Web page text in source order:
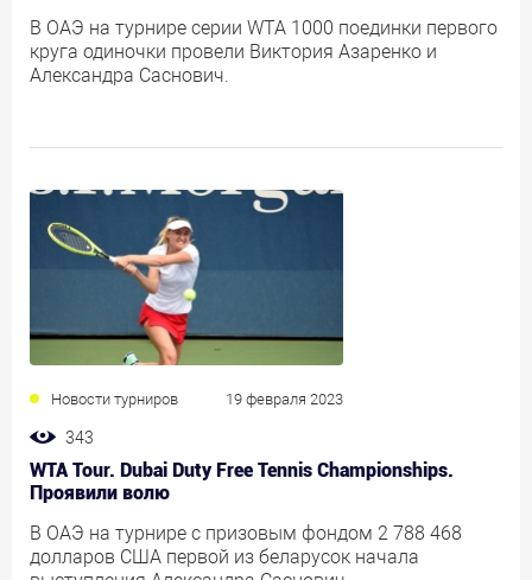
В ОАЭ на турнире серии WTA 1000 поединки первого
круга одиночки провели Виктория Азаренко и
Александра Саснович.
Новости турниров 19 февраля 2023
343
WTA Tour. Dubai Duty Free Tennis Championships.
Проявили волю
В ОАЭ на турнире с призовым фондом 2 788 468
долларов США первой из беларусок начала